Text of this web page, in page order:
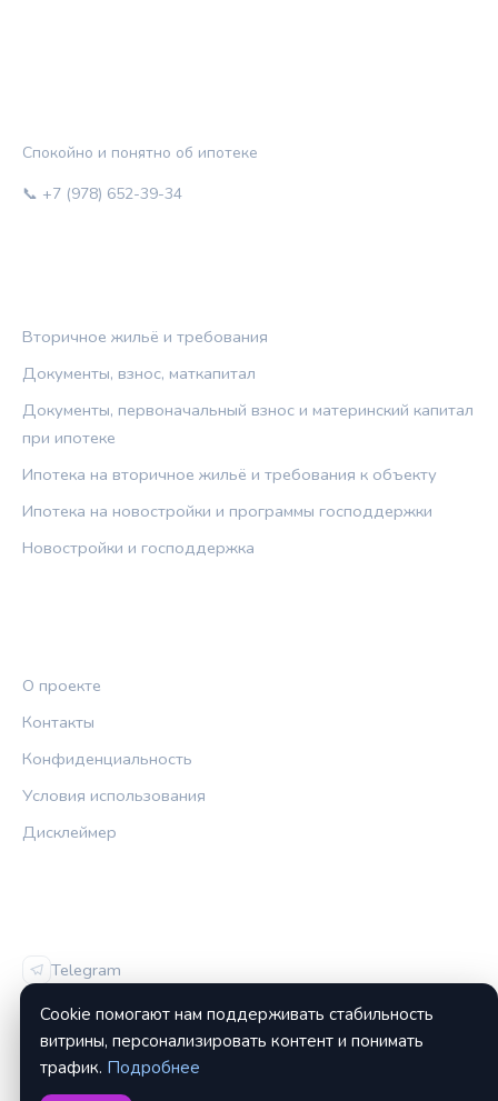
Спокойно и понятно об ипотеке
📞 +7 (978) 652-39-34
Вторичное жильё и требования
Документы, взнос, маткапитал
Документы, первоначальный взнос и материнский капитал
при ипотеке
Ипотека на вторичное жильё и требования к объекту
Ипотека на новостройки и программы господдержки
Новостройки и господдержка
О проекте
Контакты
Конфиденциальность
Условия использования
Дисклеймер
Telegram
Vk
Cookie помогают нам поддерживать стабильность
витрины, персонализировать контент и понимать
трафик. Подробнее